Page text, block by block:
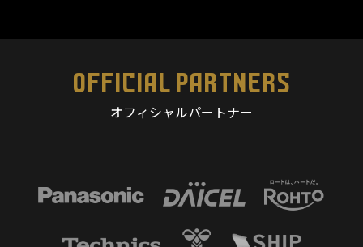
OFFICIAL PARTNERS
オフィシャルパートナー